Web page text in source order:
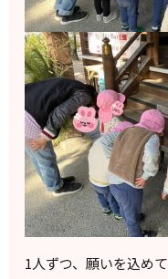
1人ずつ、願いを込め